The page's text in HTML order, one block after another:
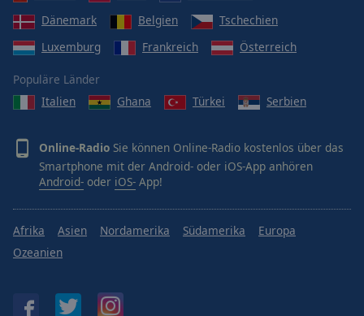
Dänemark
Belgien
Tschechien
Luxemburg
Frankreich Österreich
Populäre Länder
Italien
Ghana Türkei Serbien
Online-Radio Sie können Online-Radio kostenlos über das
Smartphone mit der Android- oder iOS-App anhören
Android- oder iOS- App!
Afrika Asien Nordamerika Südamerika
Europa
Ozeanien